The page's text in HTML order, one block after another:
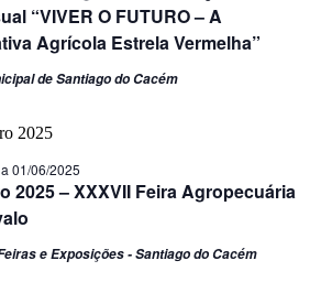
“VIVER O FUTURO – A
Agrícola Estrela Vermelha”
de Santiago do Cacém
2025 – XXXVII Feira Agropecuária
a 01/06/2025
e Exposições - Santiago do Cacém